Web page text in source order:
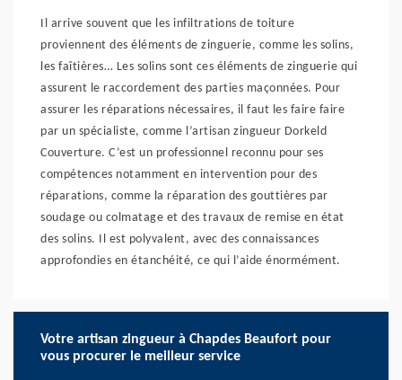
Il arrive souvent que les infiltrations de toiture
proviennent des éléments de zinguerie, comme les solins,
les faîtières… Les solins sont ces éléments de zinguerie qui
assurent le raccordement des parties maçonnées. Pour
assurer les réparations nécessaires, il faut les faire faire
par un spécialiste, comme l’artisan zingueur Dorkeld
Couverture. C’est un professionnel reconnu pour ses
compétences notamment en intervention pour des
réparations, comme la réparation des gouttières par
soudage ou colmatage et des travaux de remise en état
des solins. Il est polyvalent, avec des connaissances
approfondies en étanchéité, ce qui l’aide énormément.
Votre artisan zingueur à Chapdes Beaufort pour
vous procurer le meilleur service